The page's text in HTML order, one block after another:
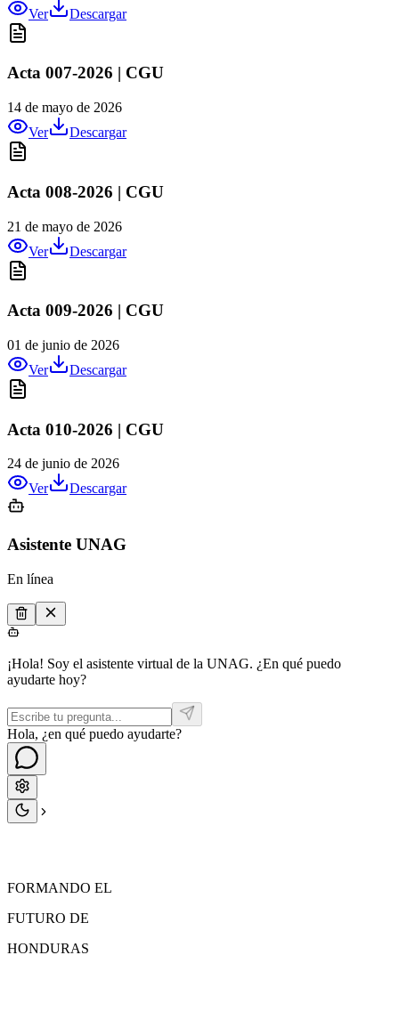
Ver
Descargar
Acta 007-2026 | CGU
14 de mayo de 2026
Ver
Descargar
Acta 008-2026 | CGU
21 de mayo de 2026
Ver
Descargar
Acta 009-2026 | CGU
01 de junio de 2026
Ver
Descargar
Acta 010-2026 | CGU
24 de junio de 2026
Ver
Descargar
Asistente UNAG
En línea
¡Hola! Soy el asistente virtual de la UNAG. ¿En qué puedo
ayudarte hoy?
Hola, ¿en qué puedo ayudarte?
FORMANDO EL
FUTURO DE
HONDURAS